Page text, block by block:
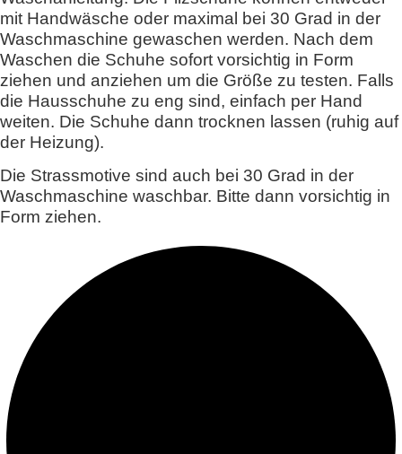
mit Handwäsche oder maximal bei 30 Grad in der
Waschmaschine gewaschen werden. Nach dem
Waschen die Schuhe sofort vorsichtig in Form
ziehen und anziehen um die Größe zu testen. Falls
die Hausschuhe zu eng sind, einfach per Hand
weiten. Die Schuhe dann trocknen lassen (ruhig auf
der Heizung).
Die Strassmotive sind auch bei 30 Grad in der
Waschmaschine waschbar. Bitte dann vorsichtig in
Form ziehen.